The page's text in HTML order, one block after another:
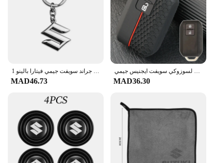
inventory, ensuring you can meet the needs of a
diverse clientele. Whether you're an individual
looking to enhance your vehicle's off-road
capabilities or a retailer looking to expand your
product offerings, these protective wheel covers are
an adaptive and accessible choice.
1 قطعة ثلاثية الأبعاد المعادن + الجلود سيارة التصميم المفاتيح لسوزوكي جراند سويفت جيمي فيتارا بالينو SX4 شارة شعار حلقات المفاتيح اكسسوارات السيارات
MAD46.73
حافظة مفتاح بعيد شل حامي حامل 2 زر لسوزوكي سويفت ايجنيس جيمي XL7 Ertiga 2017 2018 2019 2024 2023 2022
MAD36.30